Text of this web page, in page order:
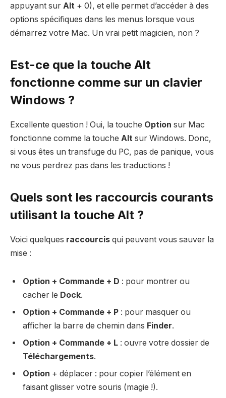
appuyant sur Alt + 0), et elle permet d’accéder à des
options spécifiques dans les menus lorsque vous
démarrez votre Mac. Un vrai petit magicien, non ?
Est-ce que la touche Alt
fonctionne comme sur un clavier
Windows ?
Excellente question ! Oui, la touche Option sur Mac
fonctionne comme la touche Alt sur Windows. Donc,
si vous êtes un transfuge du PC, pas de panique, vous
ne vous perdrez pas dans les traductions !
Quels sont les raccourcis courants
utilisant la touche Alt ?
Voici quelques raccourcis qui peuvent vous sauver la
mise :
Option + Commande + D : pour montrer ou
cacher le Dock.
Option + Commande + P : pour masquer ou
afficher la barre de chemin dans Finder.
Option + Commande + L : ouvre votre dossier de
Téléchargements.
Option + déplacer : pour copier l’élément en
faisant glisser votre souris (magie !).